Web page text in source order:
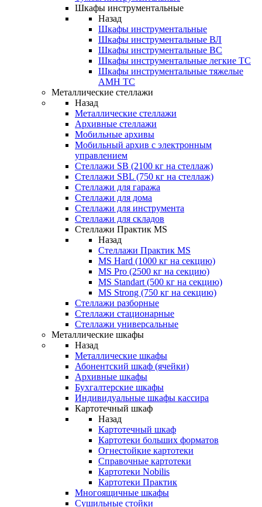
Шкафы инструментальные
Назад
Шкафы инструментальные
Шкафы инструментальные ВЛ
Шкафы инструментальные ВС
Шкафы инструментальные легкие ТС
Шкафы инструментальные тяжелые
AMH TC
Металлические стеллажи
Назад
Металлические стеллажи
Архивные стеллажи
Мобильные архивы
Мобильный архив с электронным
управлением
Стеллажи SB (2100 кг на стеллаж)
Стеллажи SBL (750 кг на стеллаж)
Стеллажи для гаража
Стеллажи для дома
Стеллажи для инструмента
Стеллажи для складов
Стеллажи Практик MS
Назад
Стеллажи Практик MS
MS Hard (1000 кг на секцию)
MS Pro (2500 кг на секцию)
MS Standart (500 кг на секцию)
MS Strong (750 кг на секцию)
Стеллажи разборные
Стеллажи стационарные
Стеллажи универсальные
Металлические шкафы
Назад
Металлические шкафы
Абонентский шкаф (ячейки)
Архивные шкафы
Бухгалтерские шкафы
Индивидуальные шкафы кассира
Картотечный шкаф
Назад
Картотечный шкаф
Картотеки больших форматов
Огнестойкие картотеки
Справочные картотеки
Картотеки Nobilis
Картотеки Практик
Многоящичные шкафы
Сушильные стойки